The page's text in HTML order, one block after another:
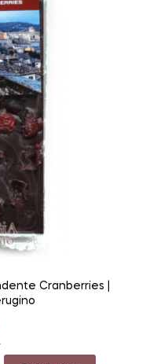
Cranberries |